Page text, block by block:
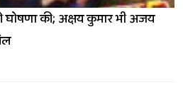
घोषणा की; अक्षय कुमार भी अजय